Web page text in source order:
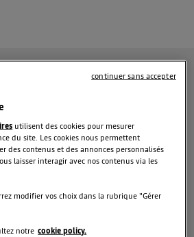
VOTRE
SANDERO
disposition pour vous proposer
des solutions de financement
et vous conseiller dans votre
projet d’achat.
utilisent des cookies pour mesurer
du site. Les cookies nous permettent
des contenus et des annonces personnalisés
laisser interagir avec nos contenus via les
modifier vos choix dans la rubrique "Gérer
notre cookie policy.
continuer sans accepter